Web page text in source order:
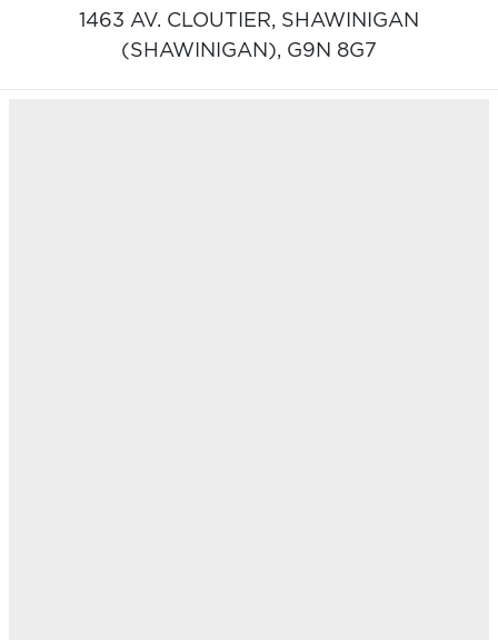
1463 AV. CLOUTIER, SHAWINIGAN
(SHAWINIGAN), G9N 8G7